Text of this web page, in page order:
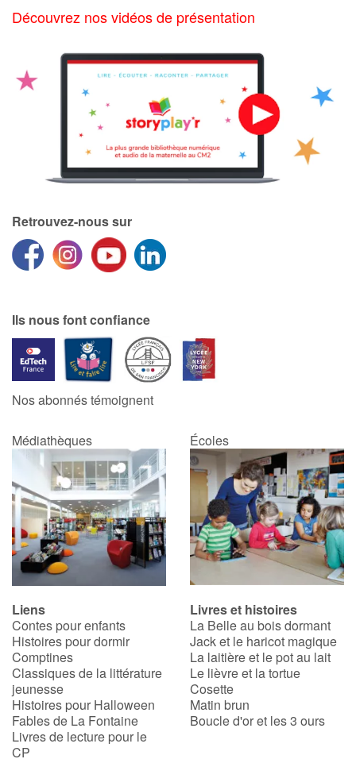
Découvrez nos vidéos de présentation
Retrouvez-nous sur
Ils nous font confiance
Nos abonnés témoignent
Médiathèques Écoles
Liens
Contes pour enfants
Histoires pour dormir
Comptines
Classiques de la littérature
jeunesse
Histoires pour Halloween
Fables de La Fontaine
Livres de lecture pour le
CP
Livres et histoires
La Belle au bois dormant
Jack et le haricot magique
La laitière et le pot au lait
Le lièvre et la tortue
Cosette
Matin brun
Boucle d'or et les 3 ours